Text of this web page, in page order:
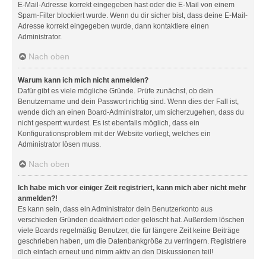
E-Mail-Adresse korrekt eingegeben hast oder die E-Mail von einem
Spam-Filter blockiert wurde. Wenn du dir sicher bist, dass deine E-Mail-
Adresse korrekt eingegeben wurde, dann kontaktiere einen
Administrator.
Nach oben
Warum kann ich mich nicht anmelden?
Dafür gibt es viele mögliche Gründe. Prüfe zunächst, ob dein
Benutzername und dein Passwort richtig sind. Wenn dies der Fall ist,
wende dich an einen Board-Administrator, um sicherzugehen, dass du
nicht gesperrt wurdest. Es ist ebenfalls möglich, dass ein
Konfigurationsproblem mit der Website vorliegt, welches ein
Administrator lösen muss.
Nach oben
Ich habe mich vor einiger Zeit registriert, kann mich aber nicht mehr
anmelden?!
Es kann sein, dass ein Administrator dein Benutzerkonto aus
verschieden Gründen deaktiviert oder gelöscht hat. Außerdem löschen
viele Boards regelmäßig Benutzer, die für längere Zeit keine Beiträge
geschrieben haben, um die Datenbankgröße zu verringern. Registriere
dich einfach erneut und nimm aktiv an den Diskussionen teil!